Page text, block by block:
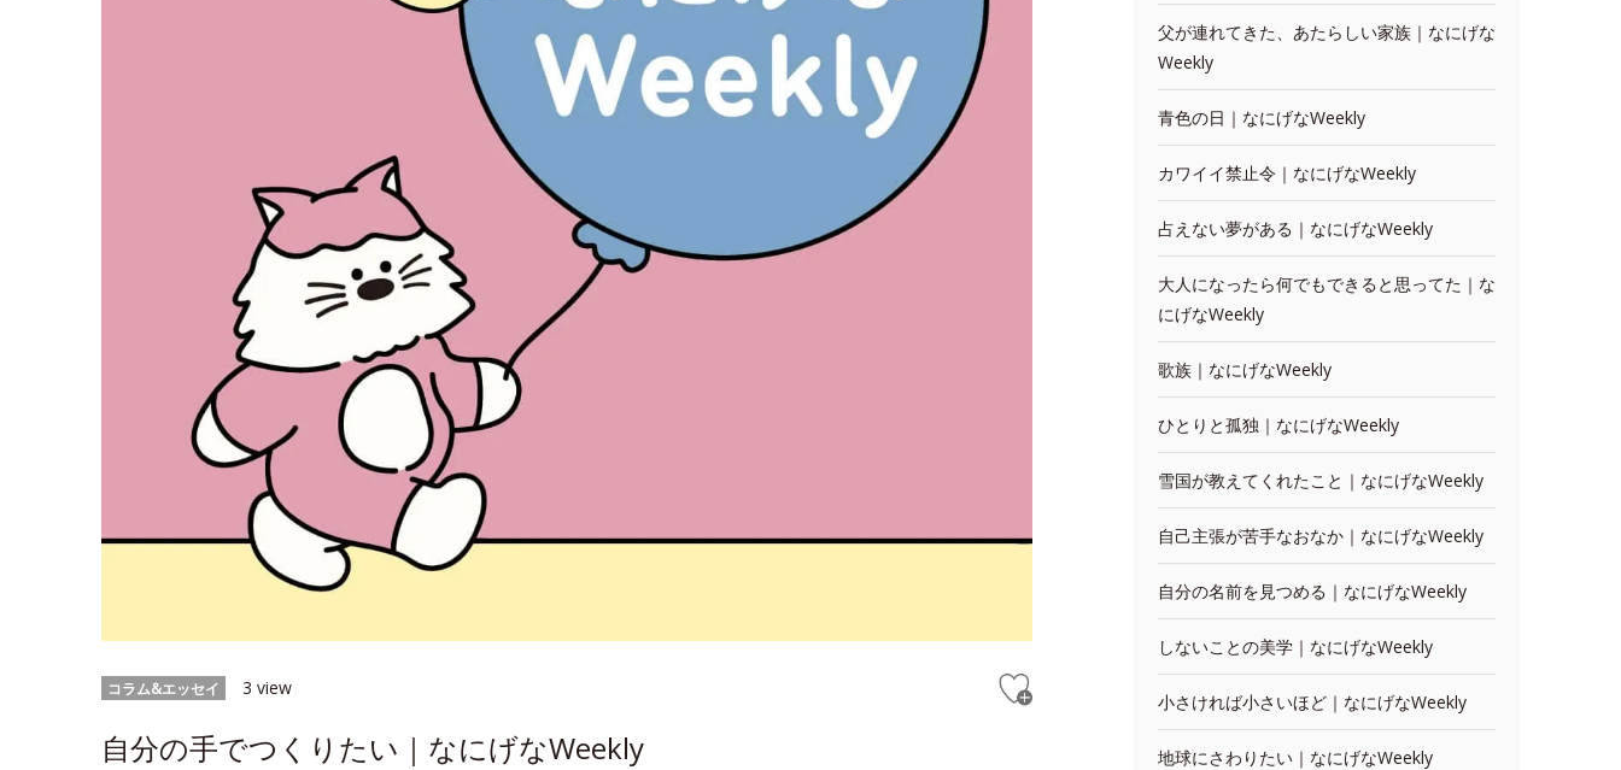
コラム&エッセイ 3 view
自分の手でつくりたい｜なにげなWeekly
父が連れてきた、あたらしい家族｜なにげな
Weekly
青色の日｜なにげなWeekly
カワイイ禁止令｜なにげなWeekly
占えない夢がある｜なにげなWeekly
大人になったら何でもできると思ってた｜な
にげなWeekly
歌族｜なにげなWeekly
ひとりと孤独｜なにげなWeekly
雪国が教えてくれたこと｜なにげなWeekly
自己主張が苦手なおなか｜なにげなWeekly
自分の名前を見つめる｜なにげなWeekly
しないことの美学｜なにげなWeekly
小さければ小さいほど｜なにげなWeekly
地球にさわりたい｜なにげなWeekly